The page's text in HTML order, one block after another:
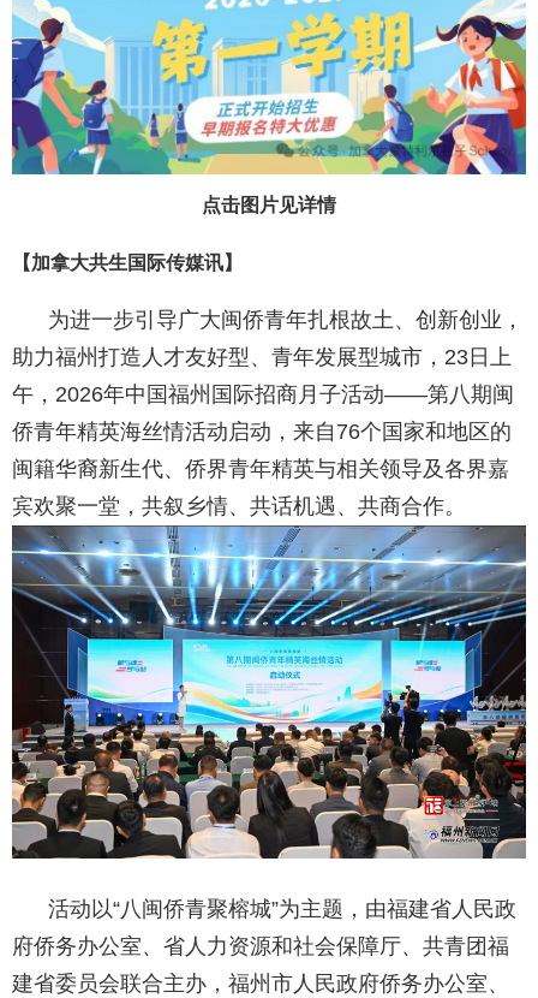
点击图片见详情
【加拿大共生国际传媒讯】
为进一步引导广大闽侨青年扎根故土、创新创业，
助力福州打造人才友好型、青年发展型城市，23日上
午，2026年中国福州国际招商月子活动——第八期闽
侨青年精英海丝情活动启动，来自76个国家和地区的
闽籍华裔新生代、侨界青年精英与相关领导及各界嘉
宾欢聚一堂，共叙乡情、共话机遇、共商合作。
活动以“八闽侨青聚榕城”为主题，由福建省人民政
府侨务办公室、省人力资源和社会保障厅、共青团福
建省委员会联合主办，福州市人民政府侨务办公室、